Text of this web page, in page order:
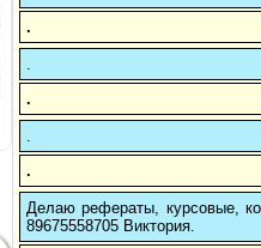
.
.
.
Делаю рефераты, курсовые,
89675558705 Виктория.